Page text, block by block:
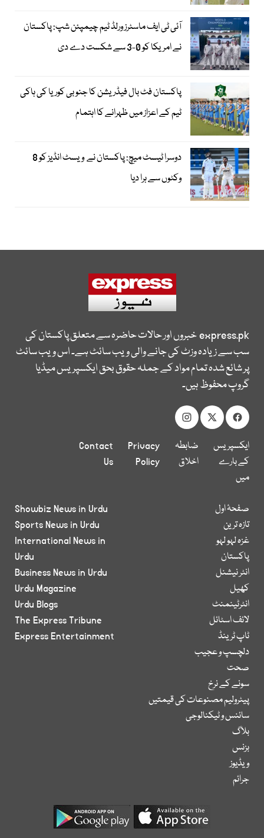
آئی ٹی ایف ماسٹرز ورلڈ ٹیم چیمپئن شپ: پاکستان
نے امریکا کو 0-3 سے شکست دے دی
پاکستان فٹ بال فیڈریشن کا جنوبی کوریا کی ہاکی
ٹیم کے اعزاز میں ظہرانے کا اہتمام
دوسرا ٹیسٹ میچ: پاکستان نے ویسٹ انڈیز کو 8
وکٹوں سے ہرا دیا
express.pkخبروں اور حالات حاضرہ سے متعلق پاکستان کی
سب سے زیادہ وزٹ کی جانے والی ویب سائٹ ہے۔ اس ویب سائٹ
پر شائع شدہ تمام مواد کے جملہ حقوق بحق ایکسپریس میڈیا
گروپ محفوظ ہیں۔
ایکسپریس
کے بارے
میں
ضابطہ
اخلاق
Privacy
Policy
Contact
Us
صفحۂ اول
تازہ ترین
غزہ لہو لہو
پاکستان
انٹر نیشنل
کھیل
انٹرٹینمنٹ
لائف اسٹائل
ٹاپ ٹرینڈ
دلچسپ و عجیب
صحت
سونے کے نرخ
پیٹرولیم مصنوعات کی قیمتیں
سائنس و ٹیکنالوجی
بلاگ
بزنس
ویڈیوز
جرائم
Showbiz News in Urdu
Sports News in Urdu
International News in
Urdu
Business News in Urdu
Urdu Magazine
Urdu Blogs
The Express Tribune
Express Entertainment